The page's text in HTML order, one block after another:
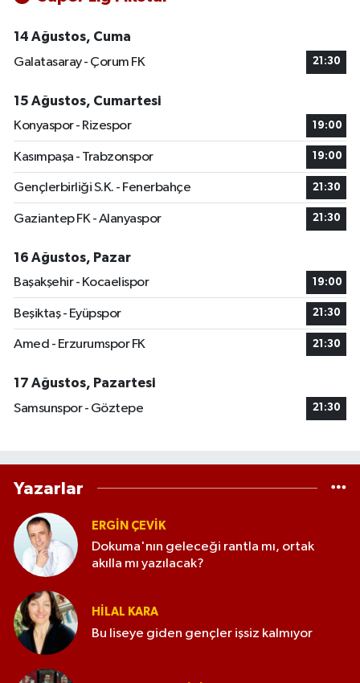
14 Ağustos, Cuma
Galatasaray - Çorum FK
21:30
15 Ağustos, Cumartesi
Konyaspor - Rizespor
19:00
Kasımpaşa - Trabzonspor 19:00
Gençlerbirliği S.K. - Fenerbahçe 21:30
Gaziantep FK - Alanyaspor 21:30
16 Ağustos, Pazar
Başakşehir - Kocaelispor
19:00
Beşiktaş - Eyüpspor 21:30
Amed - Erzurumspor FK 21:30
17 Ağustos, Pazartesi
Samsunspor - Göztepe
21:30
Yazarlar
ERGIN ÇEVİK
Dokuma'nın geleceği rantla mı, ortak
akılla mı yazılacak?
HILAL KARA
Bu liseye giden gençler işsiz kalmıyor